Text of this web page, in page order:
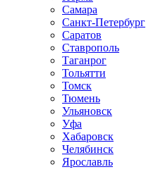
Самара
Санкт-Петербург
Саратов
Ставрополь
Таганрог
Тольятти
Томск
Тюмень
Ульяновск
Уфа
Хабаровск
Челябинск
Ярославль